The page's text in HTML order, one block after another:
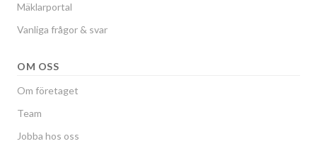
Mäklarportal
Vanliga frågor & svar
OM OSS
Om företaget
Team
Jobba hos oss